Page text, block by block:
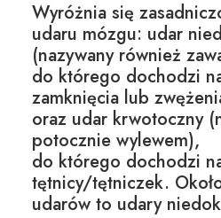
Wyróżnia się
udaru mózgu: udar
(nazywany również
do którego dochodzi
zamknięcia lub
oraz udar krwotoczny
potocznie wylewem),
do którego dochodzi
tętnicy/tętniczek.
udarów to udary